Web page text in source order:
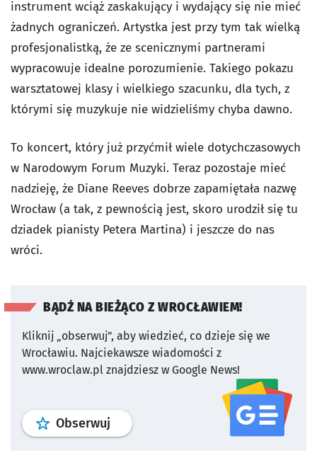
instrument wciąż zaskakujący i wydający się nie mieć
żadnych ograniczeń. Artystka jest przy tym tak wielką
profesjonalistką, że ze scenicznymi partnerami
wypracowuje idealne porozumienie. Takiego pokazu
warsztatowej klasy i wielkiego szacunku, dla tych, z
którymi się muzykuje nie widzieliśmy chyba dawno.
To koncert, który już przyćmił wiele dotychczasowych
w Narodowym Forum Muzyki. Teraz pozostaje mieć
nadzieję, że Diane Reeves dobrze zapamiętała nazwę
Wrocław (a tak, z pewnością jest, skoro urodził się tu
dziadek pianisty Petera Martina) i jeszcze do nas
wróci.
BĄDŹ NA BIEŻĄCO Z WROCŁAWIEM!
Kliknij „obserwuj”, aby wiedzieć, co dzieje się we
Wrocławiu. Najciekawsze wiadomości z
www.wroclaw.pl znajdziesz w Google News!
Obserwuj profil serwisu